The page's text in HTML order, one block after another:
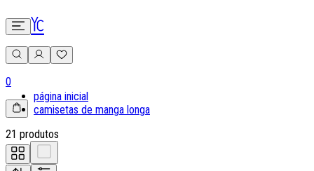
0
página inicial
camisetas de manga longa
21 produtos